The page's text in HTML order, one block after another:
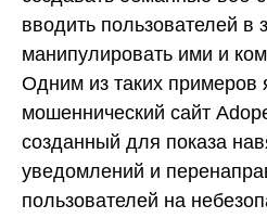
вводить пользователей в
манипулировать ими и
Одним из таких примеров
мошеннический сайт
созданный для показа
уведомлений и
пользователей на